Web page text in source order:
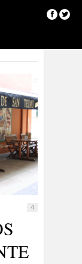
4
al usuario
que está de